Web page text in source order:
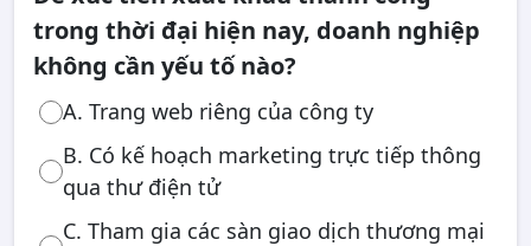
trong thời đại hiện nay, doanh nghiệp
không cần yếu tố nào?
A. Trang web riêng của công ty
B. Có kế hoạch marketing trực tiếp thông
qua thư điện tử
C. Tham gia các sàn giao dịch thương mại